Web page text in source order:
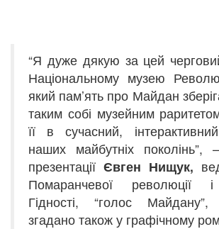
“Я дуже дякую за цей
Національному музею
який пам’ять про Майдан
таким собі музейним
її в сучасний,
наших майбутніх поколінь”,
презентації Євген Нищук,
Помаранчевої революції
Гідності, “голос
згадано також у графічному